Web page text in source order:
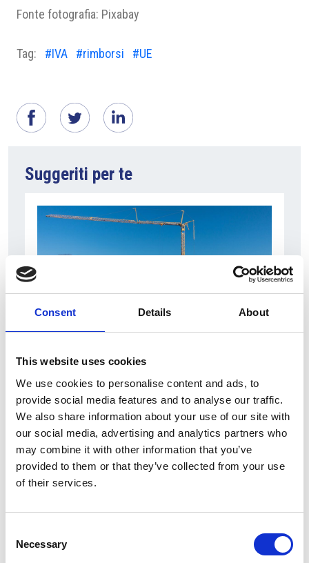
Consent Details About
This website uses cookies
We use cookies to personalise content and ads, to
provide social media features and to analyse our traffic.
We also share information about your use of our site with
our social media, advertising and analytics partners who
may combine it with other information that you’ve
provided to them or that they’ve collected from your use
of their services.
Selection
Necessary
Fonte fotografia: Pixabay
Tag: #IVA #rimborsi #UE
Suggeriti per te
costruzione di nuove abitazioni
Repubblica Ceca